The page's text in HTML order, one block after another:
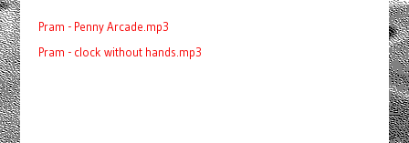
Pram - Penny Arcade.mp3
Pram - clock without hands.mp3